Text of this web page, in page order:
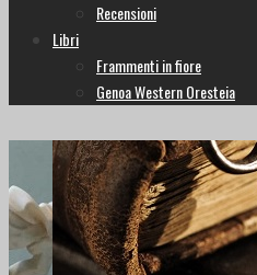
Recensioni
Libri
Frammenti in fiore
Genoa Western Oresteia